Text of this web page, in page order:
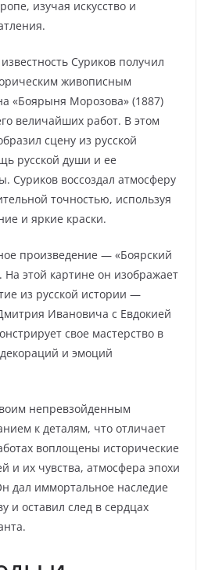
изучая искусство и
Суриков получил
живописным
«Боярыня Морозова» (1887)
величайших работ. В этом
сцену из русской
русской души и ее
Суриков воссоздал атмосферу
точностью, используя
и яркие краски.
произведение — «Боярский
На этой картине он изображает
из русской истории —
Ивановича с Евдокией
свое мастерство в
и эмоций
непревзойденным
к деталям, что отличает
воплощены исторические
и их чувства, атмосфера эпохи
дал иммортальное наследие
и оставил след в сердцах